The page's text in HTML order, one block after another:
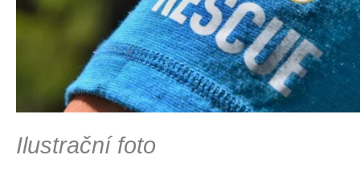
Ilustrační foto